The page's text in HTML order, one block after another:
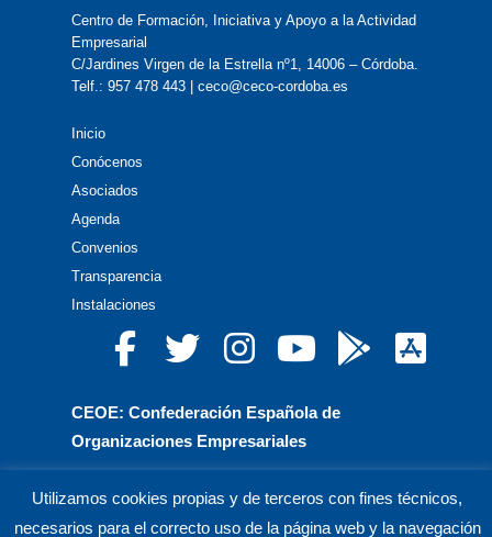
Centro de Formación, Iniciativa y Apoyo a la Actividad
Empresarial
C/Jardines Virgen de la Estrella nº1, 14006 – Córdoba.
Telf.: 957 478 443 | ceco@ceco-cordoba.es
Inicio
Conócenos
Asociados
Agenda
Convenios
Transparencia
Instalaciones
CEOE: Confederación Española de
Organizaciones Empresariales
Utilizamos cookies propias y de terceros con fines técnicos,
necesarios para el correcto uso de la página web y la navegación